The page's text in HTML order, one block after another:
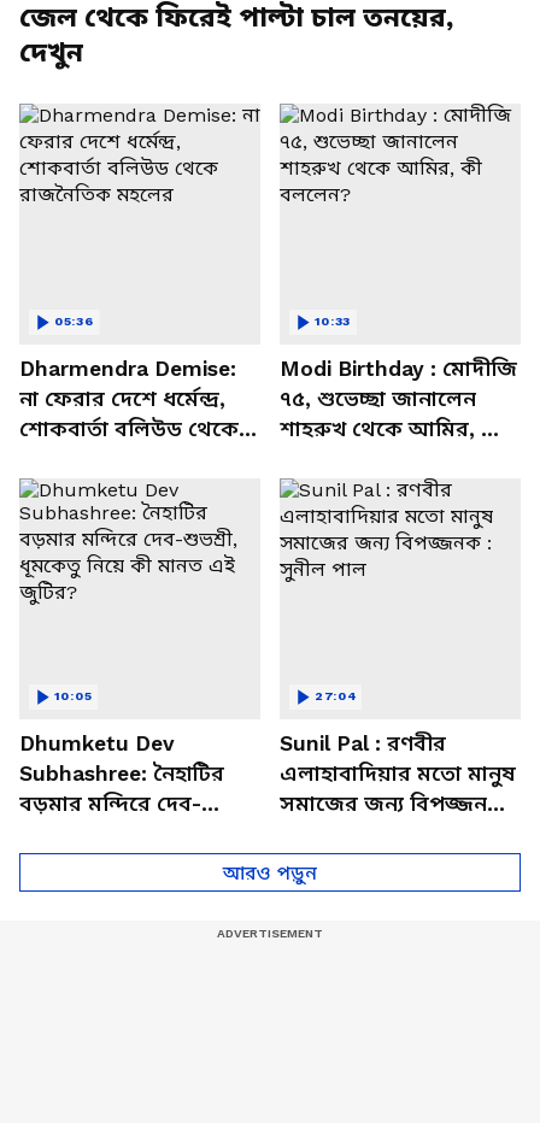
জেল থেকে ফিরেই পাল্টা চাল তনয়ের,
দেখুন
Dharmendra Demise:
না ফেরার দেশে ধর্মেন্দ্র,
শোকবার্তা বলিউড থেকে
05:36
Modi Birthday : মোদীজি
৭৫, শুভেচ্ছা জানালেন
শাহরুখ থেকে আমির, কী
10:33
Dhumketu Dev
Subhashree: নৈহাটির
বড়মার মন্দিরে দেব-
10:05
Sunil Pal : রণবীর
এলাহাবাদিয়ার মতো মানুষ
সমাজের জন্য বিপজ্জনক :
27:04
আরও পড়ুন